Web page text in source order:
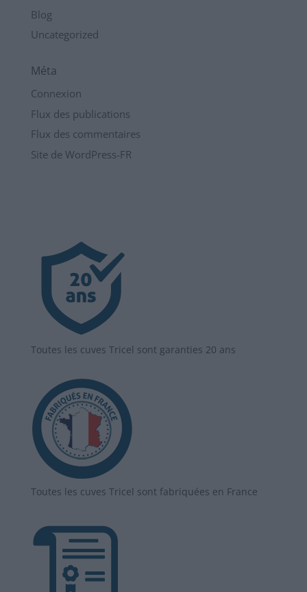
Blog
Uncategorized
Méta
Connexion
Flux des publications
Flux des commentaires
Site de WordPress-FR
Toutes les cuves Tricel sont garanties 20 ans
Toutes les cuves Tricel sont fabriquées en France